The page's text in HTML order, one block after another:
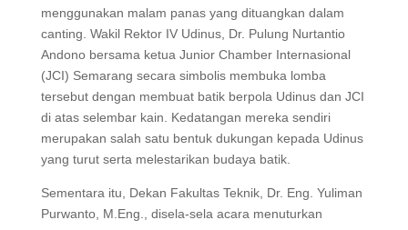
menggunakan malam panas yang dituangkan dalam
canting. Wakil Rektor IV Udinus, Dr. Pulung Nurtantio
Andono bersama ketua Junior Chamber Internasional
(JCI) Semarang secara simbolis membuka lomba
tersebut dengan membuat batik berpola Udinus dan JCI
di atas selembar kain. Kedatangan mereka sendiri
merupakan salah satu bentuk dukungan kepada Udinus
yang turut serta melestarikan budaya batik.
Sementara itu, Dekan Fakultas Teknik, Dr. Eng. Yuliman
Purwanto, M.Eng., disela-sela acara menuturkan